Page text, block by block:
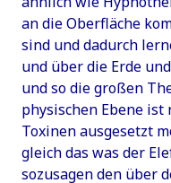
an die Oberfläche
sind und dadurch
und über die Erde
und so die großen
physischen Ebene
Toxinen ausgesetzt
gleich das was der
sozusagen den über